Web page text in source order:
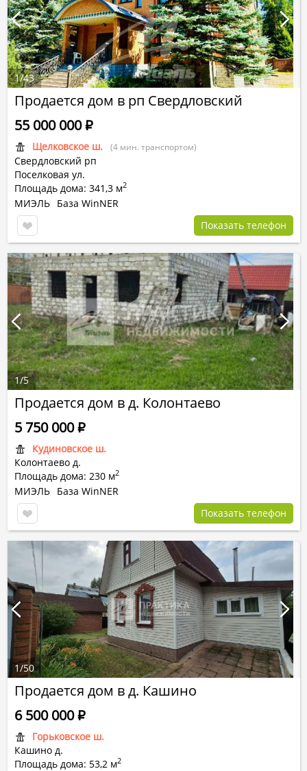
Продается дом в рп Свердловский
Щелковское ш. (4 мин. транспортом)
Свердловский рп
Поселковая ул.
Площадь дома: 341,3 м2
55 000 000Р
МИЭЛЬ База WinNER
Показать телефон
1/43
Продается дом в д. Колонтаево
Кудиновское ш.
Колонтаево д.
Площадь дома: 230 м2
5 750 000Р
МИЭЛЬ База WinNER
Показать телефон
1/5
Продается дом в д. Кашино
Горьковское ш.
Кашино д.
Площадь дома: 53,2 м2
6 500 000Р
1/50